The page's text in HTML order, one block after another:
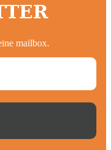
mailbox.